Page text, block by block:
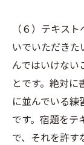
（６）テキス
いでいただき
んではいけない
とです。絶対
に並んでいる練
です。宿題をテ
で、それを許す